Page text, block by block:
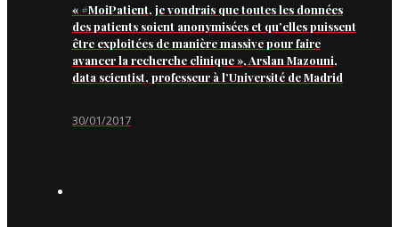
« #MoiPatient, je voudrais que toutes les données
des patients soient anonymisées et qu’elles puissent
être exploitées de manière massive pour faire
avancer la recherche clinique », Arslan Mazouni,
data scientist, professeur à l’Université de Madrid
30/01/2017